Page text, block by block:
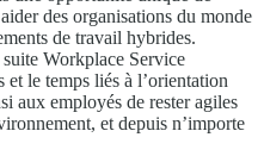
des organisations du monde
de travail hybrides.
Workplace Service
le temps liés à l’orientation
aux employés de rester agiles
et depuis n’importe